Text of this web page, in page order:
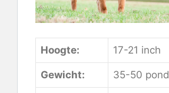
Hoogte: 17-21 inch
Gewicht: 35-50 pond